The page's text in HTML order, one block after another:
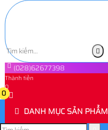
(028)62677398
Thành tiền
0
0
DANH MỤC SẢN PHẨM